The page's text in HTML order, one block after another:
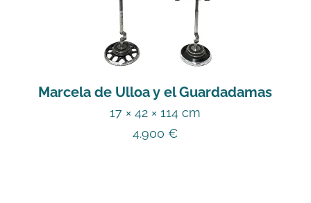
Marcela de Ulloa y el Guardadamas
17 × 42 × 114 cm
4.900€